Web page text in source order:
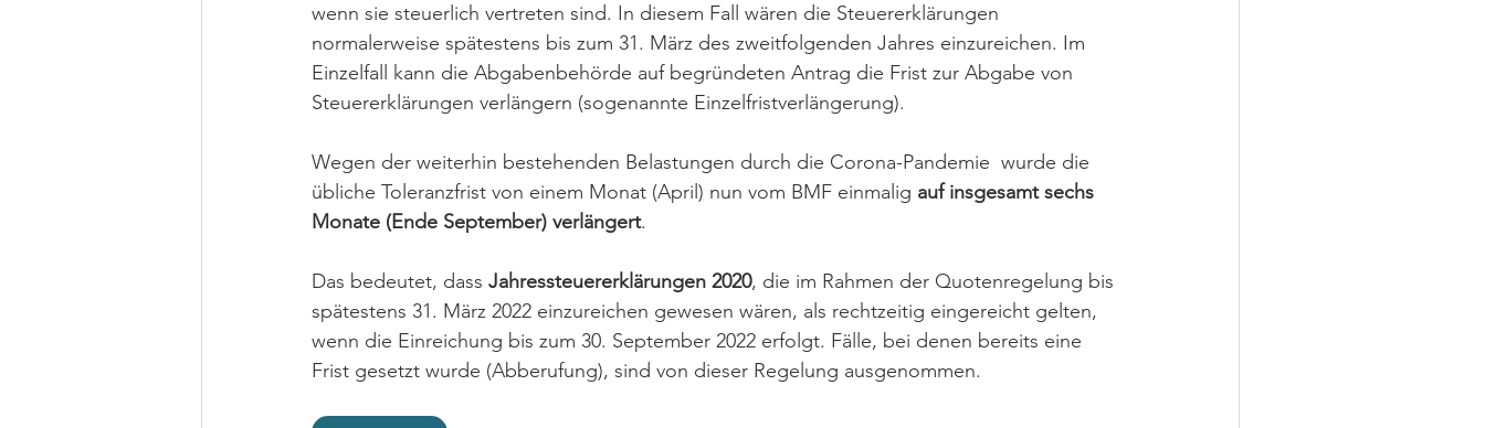
wenn sie steuerlich vertreten sind. In diesem Fall wären die Steuererklärungen
normalerweise spätestens bis zum 31. März des zweitfolgenden Jahres einzureichen. Im
Einzelfall kann die Abgabenbehörde auf begründeten Antrag die Frist zur Abgabe von
Steuererklärungen verlängern (sogenannte Einzelfristverlängerung).
Wegen der weiterhin bestehenden Belastungen durch die Corona-Pandemie  wurde die
übliche Toleranzfrist von einem Monat (April) nun vom BMF einmalig auf insgesamt sechs
Monate (Ende September) verlängert.
Das bedeutet, dass Jahressteuererklärungen 2020, die im Rahmen der Quotenregelung bis
spätestens 31. März 2022 einzureichen gewesen wären, als rechtzeitig eingereicht gelten,
wenn die Einreichung bis zum 30. September 2022 erfolgt. Fälle, bei denen bereits eine
Frist gesetzt wurde (Abberufung), sind von dieser Regelung ausgenommen.